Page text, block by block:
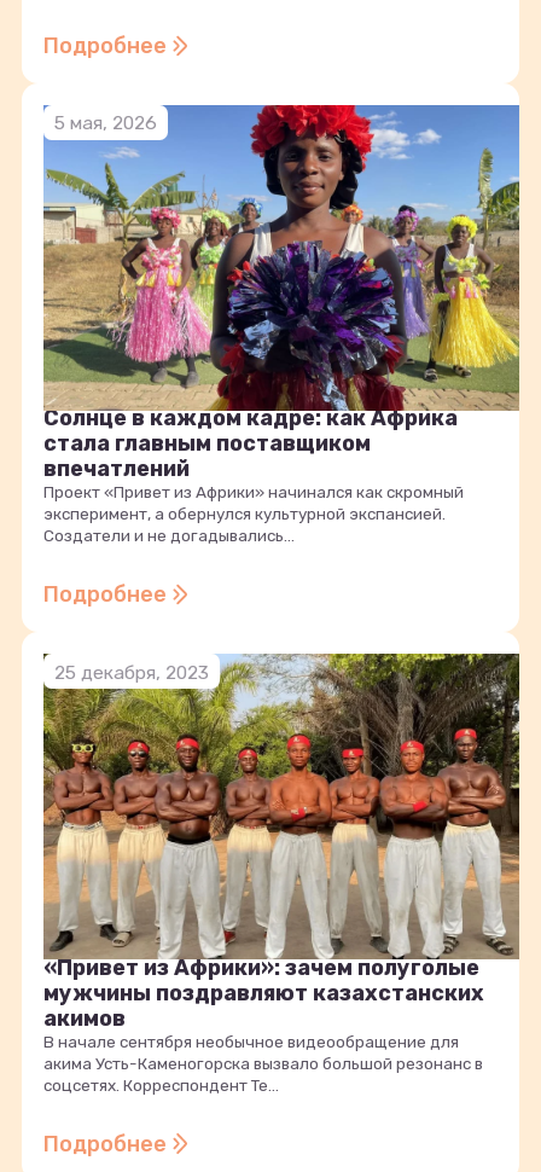
Подробнее
5 мая, 2026
Солнце в каждом кадре: как Африка
стала главным поставщиком
впечатлений
Проект «Привет из Африки» начинался как скромный
эксперимент, а обернулся культурной экспансией.
Создатели и не догадывались...
Подробнее
25 декабря, 2023
«Привет из Африки»: зачем полуголые
мужчины поздравляют казахстанских
акимов
В начале сентября необычное видеообращение для
акима Усть-Каменогорска вызвало большой резонанс в
соцсетях. Корреспондент Te...
Подробнее